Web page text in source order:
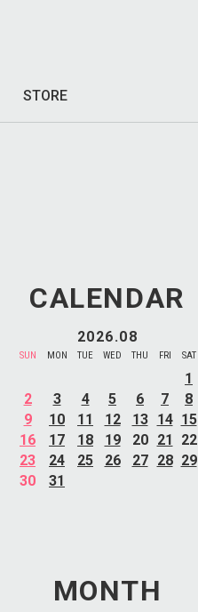
STORE
CALENDAR
2026.08
SUN MON TUE WED THU FRI SAT
1
2
3 4 5 6 7
8
9
10 11 12 13 14 15
16
17 18 19 20 21
22
23
24 25 26 27 28 29
30
31
MONTH